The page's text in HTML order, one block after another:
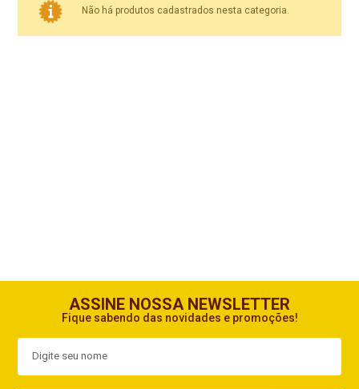
Não há produtos cadastrados nesta categoria.
ASSINE NOSSA NEWSLETTER
Fique sabendo das novidades e promoções!